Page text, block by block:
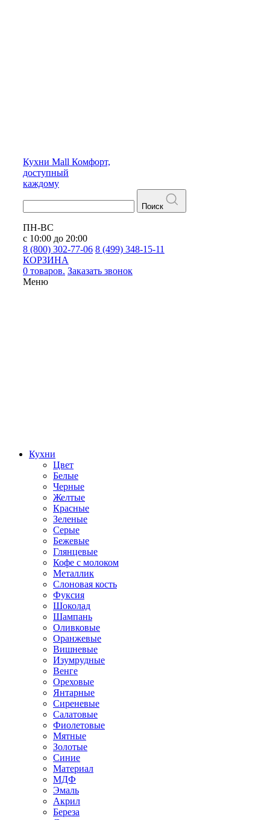
Кухни Mall Комфорт,
доступный
каждому
Поиск
ПН-ВС
с 10:00 до 20:00
8 (800) 302-77-06 8 (499) 348-15-11
КОРЗИНА
0 товаров. Заказать звонок
Меню
Кухни
Цвет
Белые
Черные
Желтые
Красные
Зеленые
Серые
Бежевые
Глянцевые
Кофе с молоком
Металлик
Слоновая кость
Фуксия
Шоколад
Шампань
Оливковые
Оранжевые
Вишневые
Изумрудные
Венге
Ореховые
Янтарные
Сиреневые
Салатовые
Фиолетовые
Мятные
Золотые
Синие
Материал
МДФ
Эмаль
Акрил
Береза